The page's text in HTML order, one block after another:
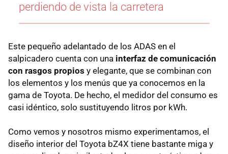
perdiendo de vista la carretera
Este pequeño adelantado de los ADAS en el
salpicadero cuenta con una interfaz de comunicación
con rasgos propios y elegante, que se combinan con
los elementos y los menús que ya conocemos en la
gama de Toyota. De hecho, el medidor del consumo es
casi idéntico, solo sustituyendo litros por kWh.
Como vemos y nosotros mismo experimentamos, el
diseño interior del Toyota bZ4X tiene bastante miga y